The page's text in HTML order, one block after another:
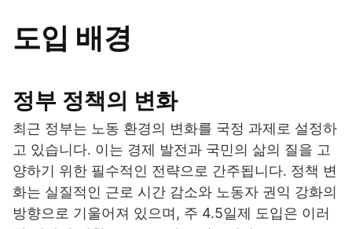
도입 배경
정부 정책의 변화
최근 정부는 노동 환경의 변화를 국정 과제로 설정하
고 있습니다. 이는 경제 발전과 국민의 삶의 질을 고
양하기 위한 필수적인 전략으로 간주됩니다. 정책 변
화는 실질적인 근로 시간 감소와 노동자 권익 강화의
방향으로 기울어져 있으며, 주 4.5일제 도입은 이러